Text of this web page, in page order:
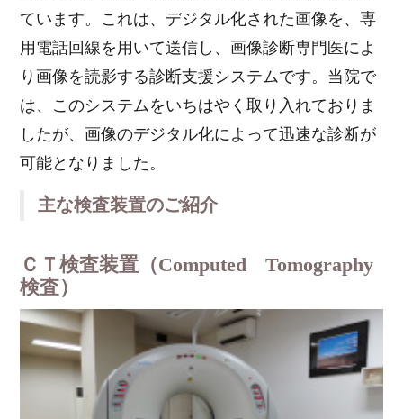
ています。これは、デジタル化された画像を、専
用電話回線を用いて送信し、画像診断専門医によ
り画像を読影する診断支援システムです。当院で
は、このシステムをいちはやく取り入れておりま
したが、画像のデジタル化によって迅速な診断が
可能となりました。
主な検査装置のご紹介
ＣＴ検査装置（Computed Tomography
検査）